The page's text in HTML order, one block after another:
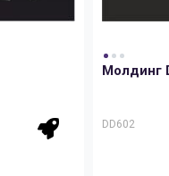
Молдинг
DD602